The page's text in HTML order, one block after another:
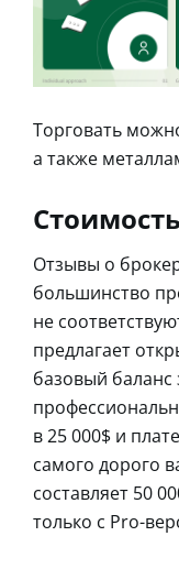
Торговать
а также
Отзывы о
большинство
не
предлагает
базовый баланс
в 25 000$ и
самого дорого
составляет 50
только с Pro-